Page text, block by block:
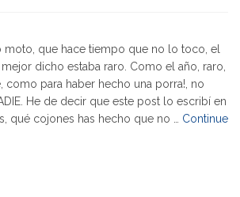
que hace tiempo que no lo toco, el
dicho estaba raro. Como el año, raro,
como para haber hecho una porra!, no
He de decir que este post lo escribí en
qué cojones has hecho que no … Continue